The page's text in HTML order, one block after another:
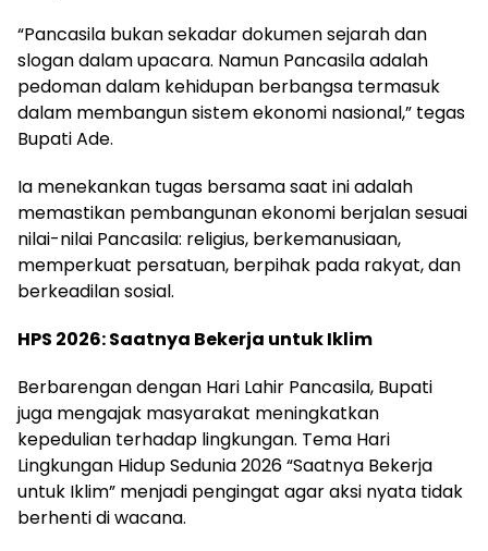
“Pancasila bukan sekadar dokumen sejarah dan
slogan dalam upacara. Namun Pancasila adalah
pedoman dalam kehidupan berbangsa termasuk
dalam membangun sistem ekonomi nasional,” tegas
Bupati Ade.
Ia menekankan tugas bersama saat ini adalah
memastikan pembangunan ekonomi berjalan sesuai
nilai-nilai Pancasila: religius, berkemanusiaan,
memperkuat persatuan, berpihak pada rakyat, dan
berkeadilan sosial.
HPS 2026: Saatnya Bekerja untuk Iklim
Berbarengan dengan Hari Lahir Pancasila, Bupati
juga mengajak masyarakat meningkatkan
kepedulian terhadap lingkungan. Tema Hari
Lingkungan Hidup Sedunia 2026 “Saatnya Bekerja
untuk Iklim” menjadi pengingat agar aksi nyata tidak
berhenti di wacana.